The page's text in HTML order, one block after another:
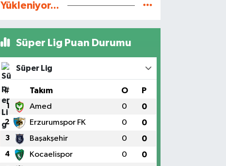
Yükleniyor...
Süper Lig Puan Durumu
Süper Lig
# Takım O P
1 Amed 0 0
2 Erzurumspor FK 0 0
3 Başakşehir 0 0
4 Kocaelispor 0 0